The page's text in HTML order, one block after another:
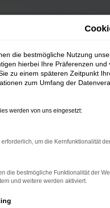
die bestmögliche Nutzung
hierbei Ihre Präferenzen
zu einem späteren Zeitpunkt
zum Umfang der
werden von uns eingesetzt:
um die Kernfunktionalität
die bestmögliche Funktionalität der
und weitere werden aktiviert.